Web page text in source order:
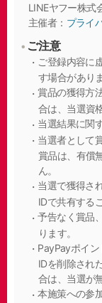
LINEヤフー株式
主催者： プライ
ご注意
ご登録内容に
す場合があり
賞品の獲得方
合は、当選資
当選結果に関
当選者として
賞品は、有償
ん。
当選で獲得さ
IDで共有する
予告なく賞品
ります。
PayPayポイン
IDを削除され
合は、当選が
本施策への参